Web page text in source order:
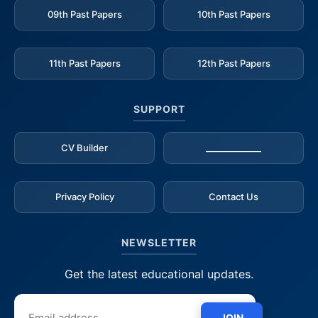
09th Past Papers 10th Past Papers
11th Past Papers 12th Past Papers
SUPPORT
CV Builder
Privacy Policy Contact Us
NEWSLETTER
Get the latest educational updates.